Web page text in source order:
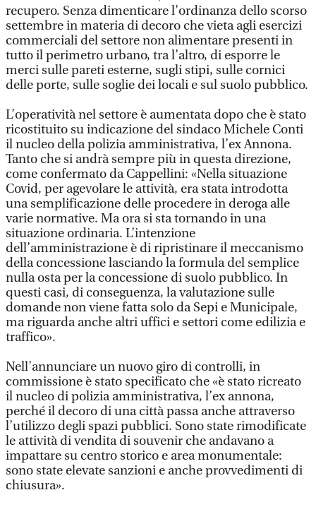
recupero. Senza dimenticare l’ordinanza dello scorso
settembre in materia di decoro che vieta agli esercizi
commerciali del settore non alimentare presenti in
tutto il perimetro urbano, tra l’altro, di esporre le
merci sulle pareti esterne, sugli stipi, sulle cornici
delle porte, sulle soglie dei locali e sul suolo pubblico.
L’operatività nel settore è aumentata dopo che è stato
ricostituito su indicazione del sindaco Michele Conti
il nucleo della polizia amministrativa, l’ex Annona.
Tanto che si andrà sempre più in questa direzione,
come confermato da Cappellini: «Nella situazione
Covid, per agevolare le attività, era stata introdotta
una semplificazione delle procedere in deroga alle
varie normative. Ma ora si sta tornando in una
situazione ordinaria. L’intenzione
dell’amministrazione è di ripristinare il meccanismo
della concessione lasciando la formula del semplice
nulla osta per la concessione di suolo pubblico. In
questi casi, di conseguenza, la valutazione sulle
domande non viene fatta solo da Sepi e Municipale,
ma riguarda anche altri uffici e settori come edilizia e
traffico».
Nell’annunciare un nuovo giro di controlli, in
commissione è stato specificato che «è stato ricreato
il nucleo di polizia amministrativa, l’ex annona,
perché il decoro di una città passa anche attraverso
l’utilizzo degli spazi pubblici. Sono state rimodificate
le attività di vendita di souvenir che andavano a
impattare su centro storico e area monumentale:
sono state elevate sanzioni e anche provvedimenti di
chiusura».